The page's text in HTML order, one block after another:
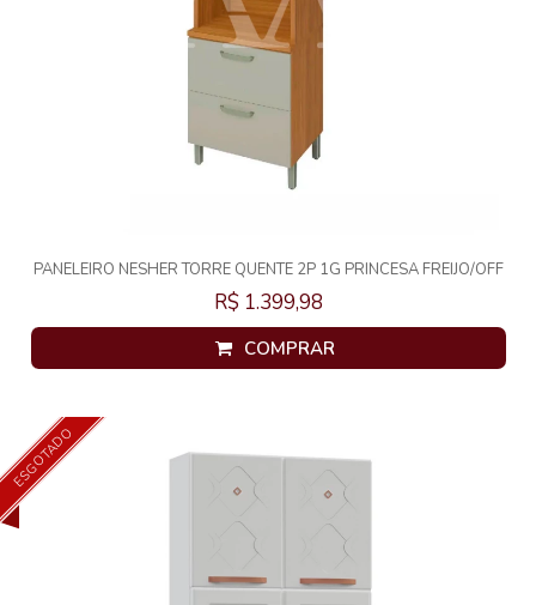
PANELEIRO NESHER TORRE QUENTE 2P 1G PRINCESA FREIJO/OFF
WHITE 500355
R$ 1.399,98
COMPRAR
ESGOTADO